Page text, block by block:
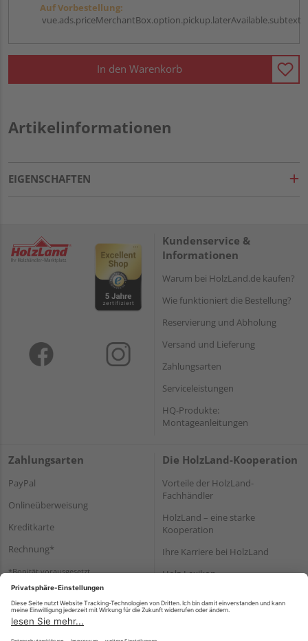
Auf Vorbestellung:
vue.ads.priceMerchantBox.option.pickup.laterAvailable.subtext
In den Warenkorb
Artikelinformationen
EIGENSCHAFTEN
Kundenservice &
Informationen
Warum bei HolzLand.de kaufen?
Wie funktioniert die Bestellung?
Reservierung und Abholung
Versand und Lieferung
Zahlungsarten
Serviceleistungen
HQ-Produkte:
Montageanleitungen
Zahlungsarten
PayPal
Onlineüberweisung
Kreditkarte
Rechnung*
*Bonität vorausgesetzt
Die HolzLand-Kooperation
Vorteile der HolzLand-
Fachhändler
HolzLand – eine starke
Kooperation
Ihre Karriere bei HolzLand
Holz-Lexikon